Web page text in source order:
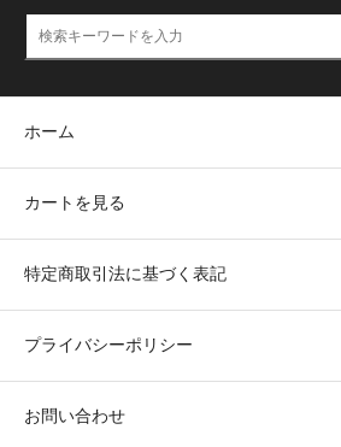
ホーム
カートを見る
特定商取引法に基づく表記
プライバシーポリシー
お問い合わせ